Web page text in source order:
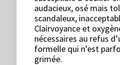
audacieux, osé mais
scandaleux,
Clairvoyance et
nécessaires au refus
formelle qui n’est
grimée.